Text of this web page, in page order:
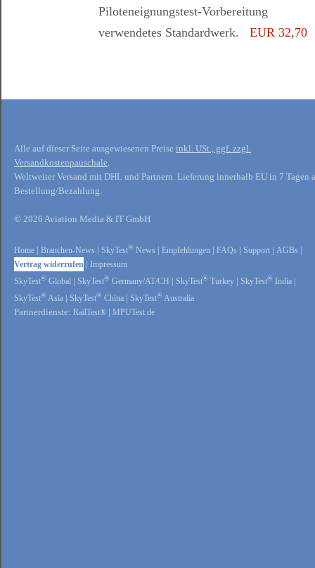
Piloteneignungstest-Vorbereitung
verwendetes Standardwerk. EUR 32,70
Alle auf dieser Seite ausgewiesenen Preise inkl. USt., ggf. zzgl.
Versandkostenpauschale.
Weltweiter Versand mit DHL und Partnern. Lieferung innerhalb EU in 7 Tagen
Bestellung/Bezahlung.
© 2026 Aviation Media & IT GmbH
Home Branchen-News SkyTest® News Empfehlungen FAQs Support AGBs
Vertrag widerrufen
Impressum
SkyTest® Global SkyTest® Germany/AT/CH SkyTest® Turkey SkyTest® India
SkyTest® Asia SkyTest® China SkyTest® Australia
Partnerdienste: RailTest® MPUTest.de